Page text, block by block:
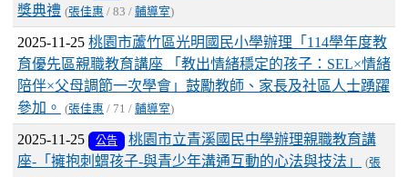
獎典禮 (張佳惠 / 83 / 輔導室)
2025-11-25 桃園市蘆竹區光明國民小學辦理「114學年度教
育優先區親職教育講座 「教出情緒穩定的孩子：SEL×情緒
陪伴×父母調節一次學會」鼓勵教師、家長及社區人士踴躍
參加。
(張佳惠 / 71 / 輔導室)
2025-11-25 公告
桃園市立青溪國民中學辦理親職教育講
座-「擁抱刺蝟孩子-與青少年溝通互動的心法與技法」
(張